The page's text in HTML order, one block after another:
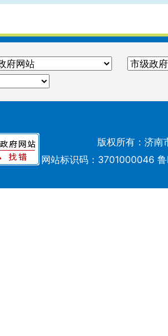
版权所有：济南
网站标识码：3701000046